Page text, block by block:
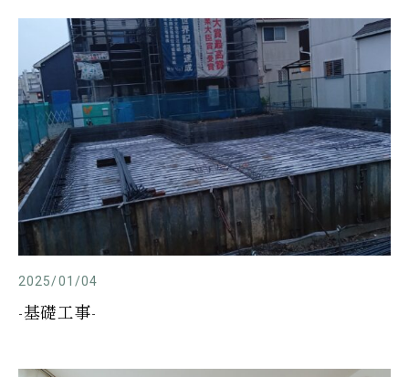
2025/01/04
-基礎工事-